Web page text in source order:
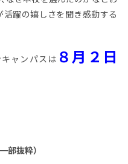
活躍の嬉しさを聞き感動する
ャンパスは ８月２日
部抜粋）